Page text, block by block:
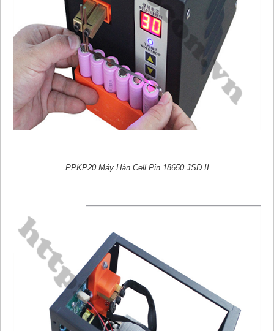
PPKP20 Máy Hàn Cell Pin 18650 JSD II